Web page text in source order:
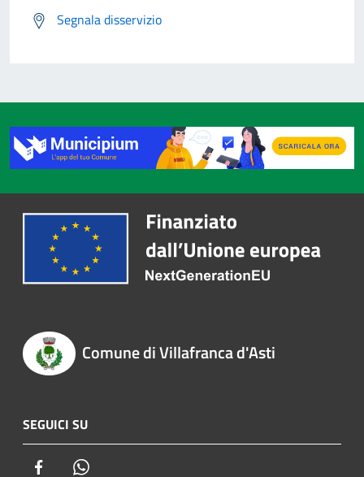
Segnala disservizio
Comune di Villafranca d'Asti
SEGUICI SU
Facebook